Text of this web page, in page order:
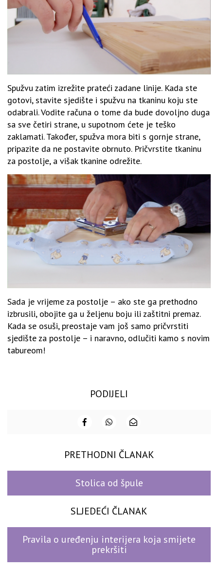
Spužvu zatim izrežite prateći zadane linije. Kada ste
gotovi, stavite sjedište i spužvu na tkaninu koju ste
odabrali. Vodite računa o tome da bude dovoljno duga
sa sve četiri strane, u supotnom ćete je teško
zaklamati. Također, spužva mora biti s gornje strane,
pripazite da ne postavite obrnuto. Pričvrstite tkaninu
za postolje, a višak tkanine odrežite.
Sada je vrijeme za postolje – ako ste ga prethodno
izbrusili, obojite ga u željenu boju ili zaštitni premaz.
Kada se osuši, preostaje vam još samo pričvrstiti
sjedište za postolje – i naravno, odlučiti kamo s novim
tabureom!
PODIJELI
PRETHODNI ČLANAK
Stolica od špule
SLJEDEĆI ČLANAK
Pravila o uređenju interijera koja smijete
prekršiti